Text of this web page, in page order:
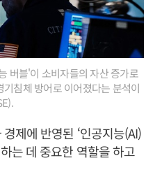
버블'이 소비자들의 자산 증가로
침체 방어로 이어졌다는 분석이
제에 반영된 ‘인공지능(AI)
는 데 중요한 역할을 하고